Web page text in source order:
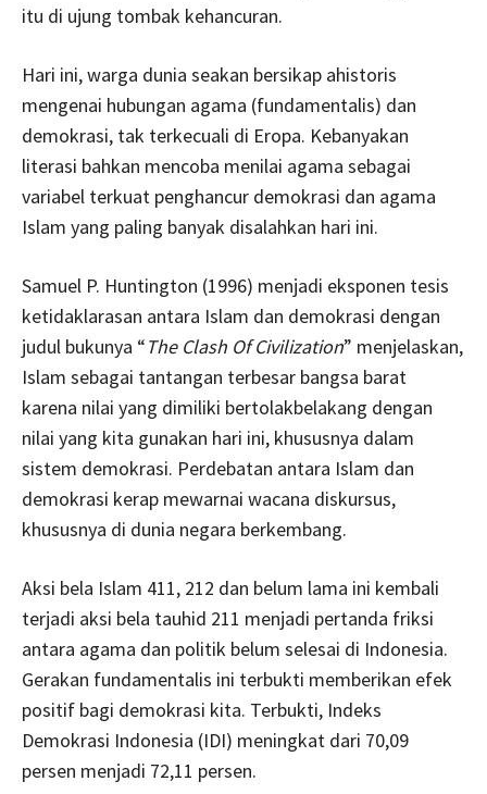
itu di ujung tombak kehancuran.
Hari ini, warga dunia seakan bersikap ahistoris
mengenai hubungan agama (fundamentalis) dan
demokrasi, tak terkecuali di Eropa. Kebanyakan
literasi bahkan mencoba menilai agama sebagai
variabel terkuat penghancur demokrasi dan agama
Islam yang paling banyak disalahkan hari ini.
Samuel P. Huntington (1996) menjadi eksponen tesis
ketidaklarasan antara Islam dan demokrasi dengan
judul bukunya “The Clash Of Civilization” menjelaskan,
Islam sebagai tantangan terbesar bangsa barat
karena nilai yang dimiliki bertolakbelakang dengan
nilai yang kita gunakan hari ini, khususnya dalam
sistem demokrasi. Perdebatan antara Islam dan
demokrasi kerap mewarnai wacana diskursus,
khususnya di dunia negara berkembang.
Aksi bela Islam 411, 212 dan belum lama ini kembali
terjadi aksi bela tauhid 211 menjadi pertanda friksi
antara agama dan politik belum selesai di Indonesia.
Gerakan fundamentalis ini terbukti memberikan efek
positif bagi demokrasi kita. Terbukti, Indeks
Demokrasi Indonesia (IDI) meningkat dari 70,09
persen menjadi 72,11 persen.